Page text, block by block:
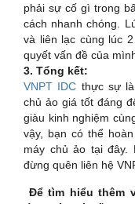
phải sự cố gì trong
cách nhanh chóng.
và liên lạc cùng lúc
quyết vấn đề của
3. Tổng kết:
VNPT IDC thực sự
chủ ảo giá tốt đáng
giàu kinh nghiệm
vậy, bạn có thể
máy chủ ảo tại đây.
đừng quên liên hệ
Để tìm hiểu thêm